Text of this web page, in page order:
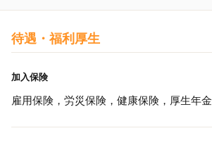
待遇・福利厚生
加入保険
雇用保険，労災保険，健康保険，厚生年金